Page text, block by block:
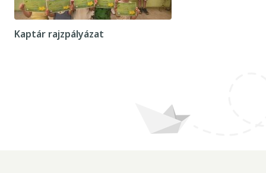
Kaptár rajzpályázat